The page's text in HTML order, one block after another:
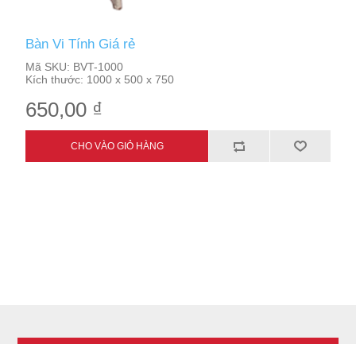
Bàn Vi Tính Giá rẻ
Mã SKU: BVT-1000
Kích thước: 1000 x 500 x 750
650,00 ₫